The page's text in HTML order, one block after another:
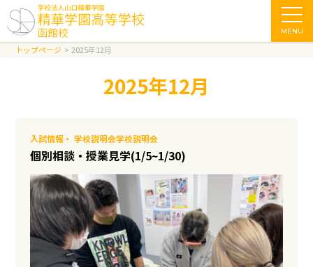
MENU
トップページ 2025年12月
2025年12月
入試情報・ 学校説明会学校説明会
個別相談・授業見学(1/5~1/30)